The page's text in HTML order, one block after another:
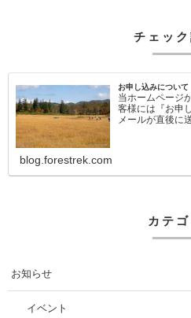
チェッ
お申し込みについて
当ホームページ
客様には『お申
メールが直後に
blog.forestrek.com
カテゴ
お知らせ
イベント